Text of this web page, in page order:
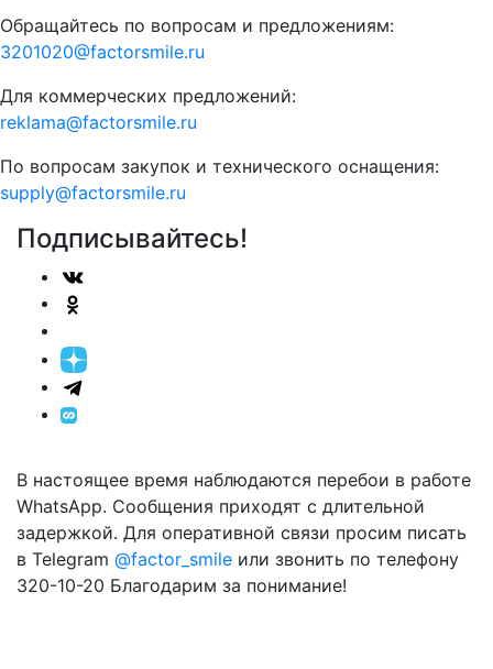
Обращайтесь по вопросам и предложениям:
3201020@factorsmile.ru
Для коммерческих предложений:
reklama@factorsmile.ru
По вопросам закупок и технического оснащения:
supply@factorsmile.ru
Подписывайтесь!
В настоящее время наблюдаются перебои в работе
WhatsApp. Сообщения приходят с длительной
задержкой. Для оперативной связи просим писать
в Telegram @factor_smile или звонить по телефону
320-10-20 Благодарим за понимание!